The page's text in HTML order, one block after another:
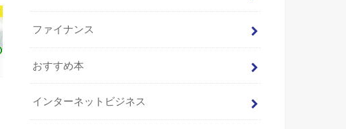
ファイナンス
おすすめ本
インターネットビジネス